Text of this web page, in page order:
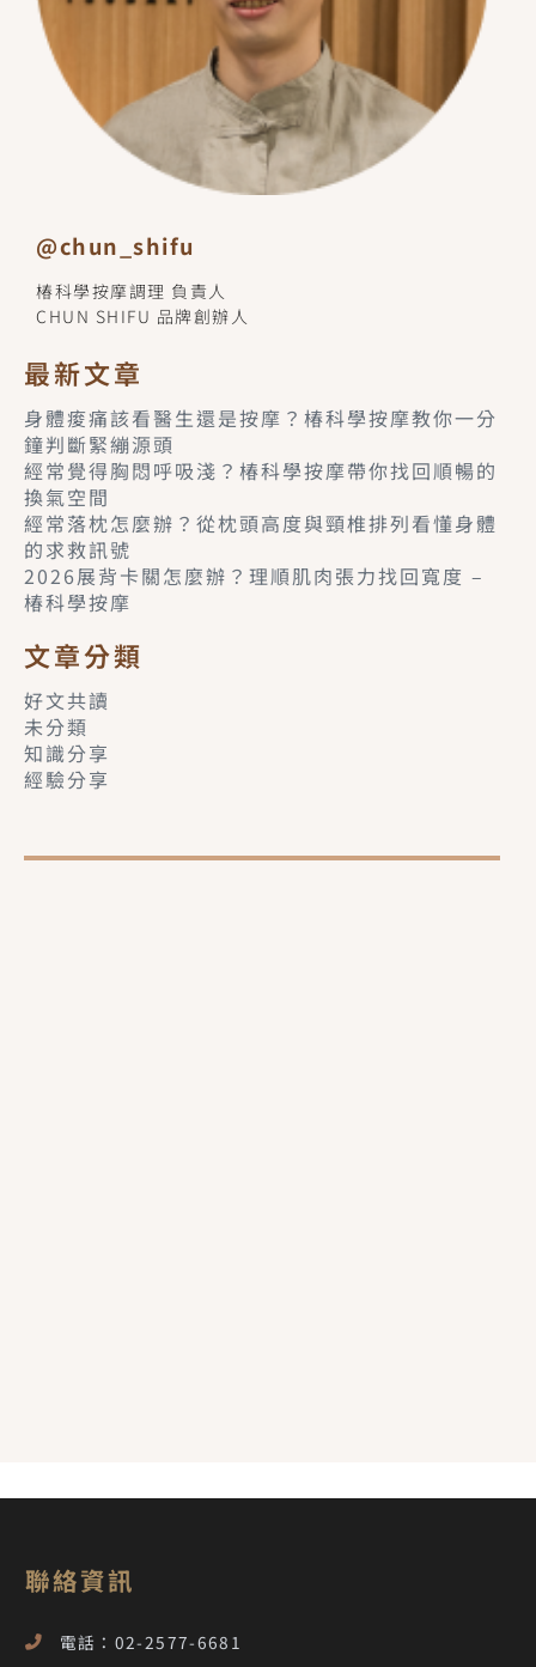
@chun_shifu
椿科學按摩調理 負責人
CHUN SHIFU 品牌創辦人
最新文章
身體痠痛該看醫生還是按摩？椿科學按摩教你一分
鐘判斷緊繃源頭
經常覺得胸悶呼吸淺？椿科學按摩帶你找回順暢的
換氣空間
經常落枕怎麼辦？從枕頭高度與頸椎排列看懂身體
的求救訊號
2026展背卡關怎麼辦？理順肌肉張力找回寬度 –
椿科學按摩
文章分類
好文共讀
未分類
知識分享
經驗分享
聯絡資訊
電話：02-2577-6681